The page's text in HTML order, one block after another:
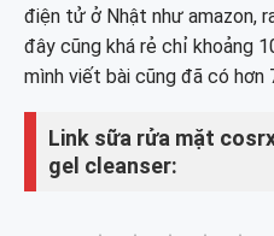
điện tử ở Nhật như amazon,
đây cũng khá rẻ chỉ khoảng
mình viết bài cũng đã có hơn
Link sữa rửa mặt
gel cleanser: